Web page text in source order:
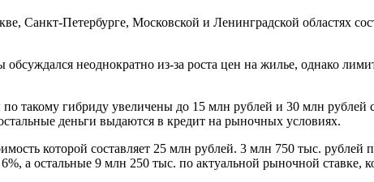
Санкт-Петербурге, Московской и Ленинградской областях
неоднократно из-за роста цен на жилье, однако
такому гибриду увеличены до 15 млн рублей и 30 млн рублей
деньги выдаются в кредит на рыночных условиях.
которой составляет 25 млн рублей. 3 млн 750 тыс. рублей
а остальные 9 млн 250 тыс. по актуальной рыночной ставке,